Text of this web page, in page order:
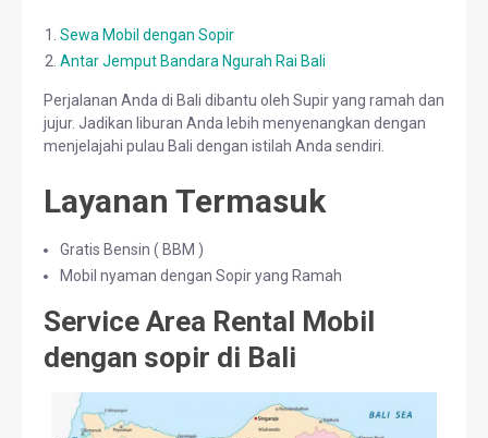
Sewa Mobil dengan Sopir
Antar Jemput Bandara Ngurah Rai Bali
Perjalanan Anda di Bali dibantu oleh Supir yang ramah dan
jujur. Jadikan liburan Anda lebih menyenangkan dengan
menjelajahi pulau Bali dengan istilah Anda sendiri.
Layanan Termasuk
Gratis Bensin ( BBM )
Mobil nyaman dengan Sopir yang Ramah
Service Area Rental Mobil
dengan sopir di Bali